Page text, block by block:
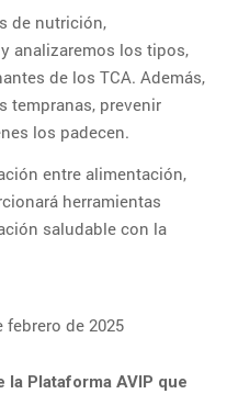
de nutrición,
analizaremos los tipos,
de los TCA. Además,
tempranas, prevenir
los padecen.
entre alimentación,
herramientas
saludable con la
febrero de 2025
la Plataforma AVIP que